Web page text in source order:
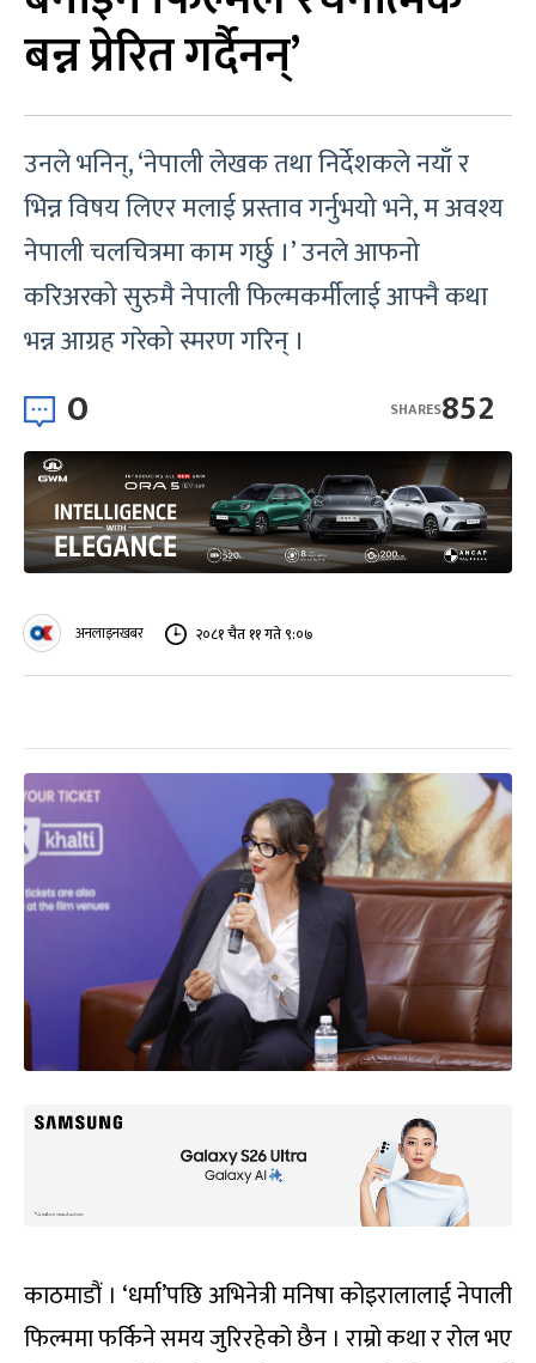
बन्न प्रेरित गर्दैनन्’
उनले भनिन्, ‘नेपाली लेखक तथा निर्देशकले नयाँ र
भिन्न विषय लिएर मलाई प्रस्ताव गर्नुभयो भने, म अवश्य
नेपाली चलचित्रमा काम गर्छु ।’ उनले आफनो
करिअरको सुरुमै नेपाली फिल्मकर्मीलाई आफ्नै कथा
भन्न आग्रह गरेको स्मरण गरिन् ।
0 852
SHARES
अनलाइनखबर २०८१ चैत ११ गते ९:०७
काठमाडौं । ‘धर्मा’पछि अभिनेत्री मनिषा कोइरालालाई नेपाली
फिल्ममा फर्किने समय जुरिरहेको छैन । राम्रो कथा र रोल भए